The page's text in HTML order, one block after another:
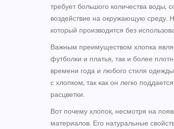
требует большого количества воды,
воздействие на окружающую среду.
который производится без
Важным преимуществом хлопка
футболки и платья, так и более
времени года и любого стиля
с хлопком, так как он легко
расцветки.
Вот почему хлопок, несмотря на
материалов. Его натуральные